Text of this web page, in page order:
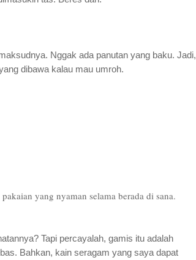
Nggak ada panutan yang baku. Jadi,
dibawa kalau mau umroh.
yang nyaman selama berada di sana.
Tapi percayalah, gamis itu adalah
Bahkan, kain seragam yang saya dapat